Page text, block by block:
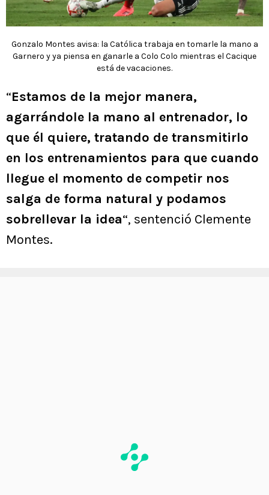
Gonzalo Montes avisa: la Católica trabaja en tomarle la mano a
Garnero y ya piensa en ganarle a Colo Colo mientras el Cacique
está de vacaciones.
“Estamos de la mejor manera,
agarrándole la mano al entrenador, lo
que él quiere, tratando de transmitirlo
en los entrenamientos para que cuando
llegue el momento de competir nos
salga de forma natural y podamos
sobrellevar la idea“, sentenció Clemente
Montes.